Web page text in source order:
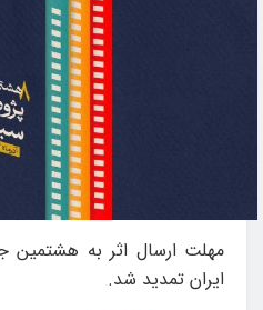
مهلت ارسال اثر به
ایران تمدید شد.